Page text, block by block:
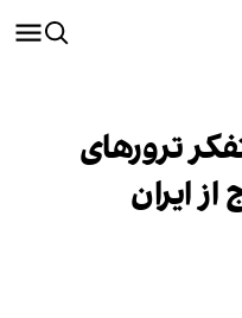
ترورهای
ایران